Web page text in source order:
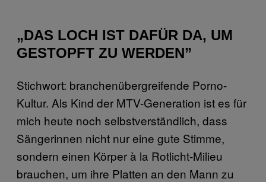
„DAS LOCH IST DAFÜR DA, UM
GESTOPFT ZU WERDEN”
Stichwort: branchenübergreifende Porno-
Kultur. Als Kind der MTV-Generation ist es für
mich heute noch selbstverständlich, dass
Sängerinnen nicht nur eine gute Stimme,
sondern einen Körper à la Rotlicht-Milieu
brauchen, um ihre Platten an den Mann zu